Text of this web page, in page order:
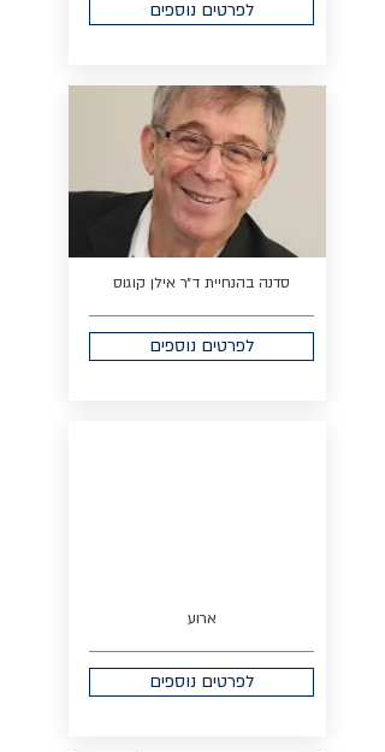
לפרטים נוספים
סדנה בהנחיית ד״ר אילן קוגוס
לפרטים נוספים
ארוע
לפרטים נוספים